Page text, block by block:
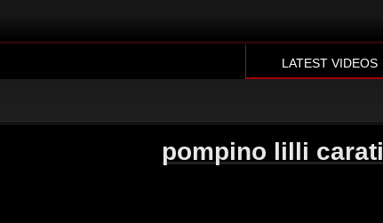
LATEST VIDEOS
pompino lilli carati